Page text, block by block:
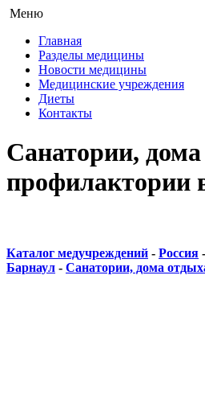
Меню
Главная
Разделы медицины
Новости медицины
Медицинские учреждения
Диеты
Контакты
Санатории,
профилактории
Каталог медучреждений - Россия -
Барнаул - Санатории, дома